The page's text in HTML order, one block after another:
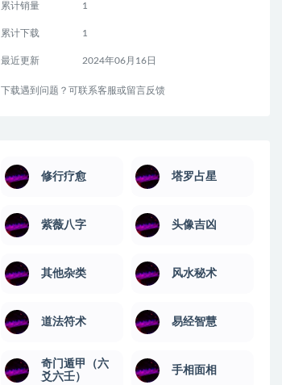
累计销量 1
累计下载 1
最近更新 2024年06月16日
下载遇到问题？可联系客服或留言反馈
修行疗愈 塔罗占星
紫薇八字 头像吉凶
其他杂类 风水秘术
道法符术 易经智慧
奇门遁甲（六
爻六壬）
手相面相